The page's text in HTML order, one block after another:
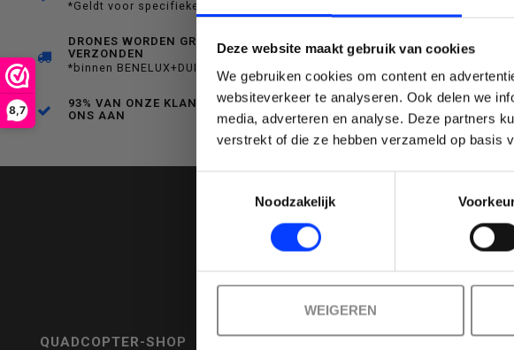
Deze website maakt gebruik van cookies
We gebruiken cookies om content en
websiteverkeer te analyseren. Ook delen we
media, adverteren en analyse. Deze partners
verstrekt of die ze hebben verzameld op basis
Noodzakelijk
WEIGEREN
8,7
een
beschikbaar
*Geldt voor specifieke producten
DRONES WORDEN GRATIS
VERZONDEN
*binnen BENELUX+DUITSLAND
93% VAN ONZE KLANTEN BEVEELT
ONS AAN
MELD
QUADCOPTER-SHOP REVIEWS
Ontvang
Email